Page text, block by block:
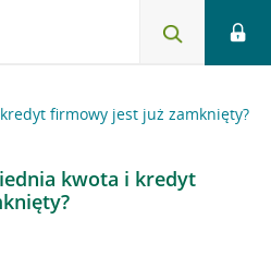
firmowy jest już zamknięty?
kwota i kredyt